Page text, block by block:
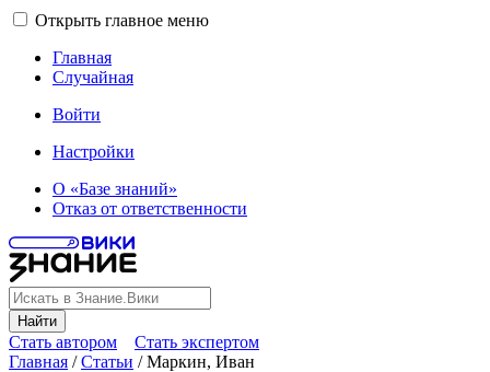
Открыть главное меню
Главная
Случайная
Войти
Настройки
О «Базе знаний»
Отказ от ответственности
Найти
Стать автором
Стать экспертом
Главная /Статьи /Маркин, Иван